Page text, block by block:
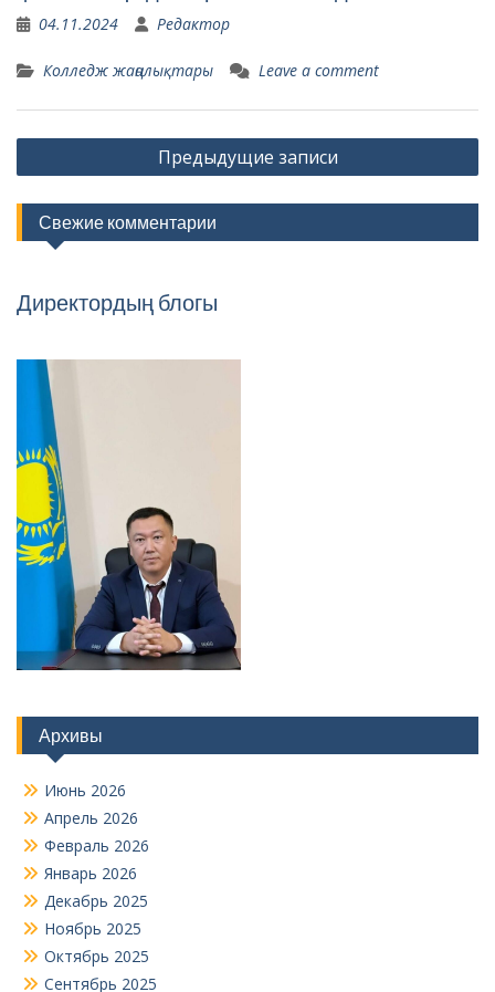
04.11.2024 Редактор
Колледж жаңалықтары Leave a comment
Навигация
по
записям
Предыдущие записи
Свежие комментарии
Директордың блогы
Архивы
Июнь 2026
Апрель 2026
Февраль 2026
Январь 2026
Декабрь 2025
Ноябрь 2025
Октябрь 2025
Сентябрь 2025